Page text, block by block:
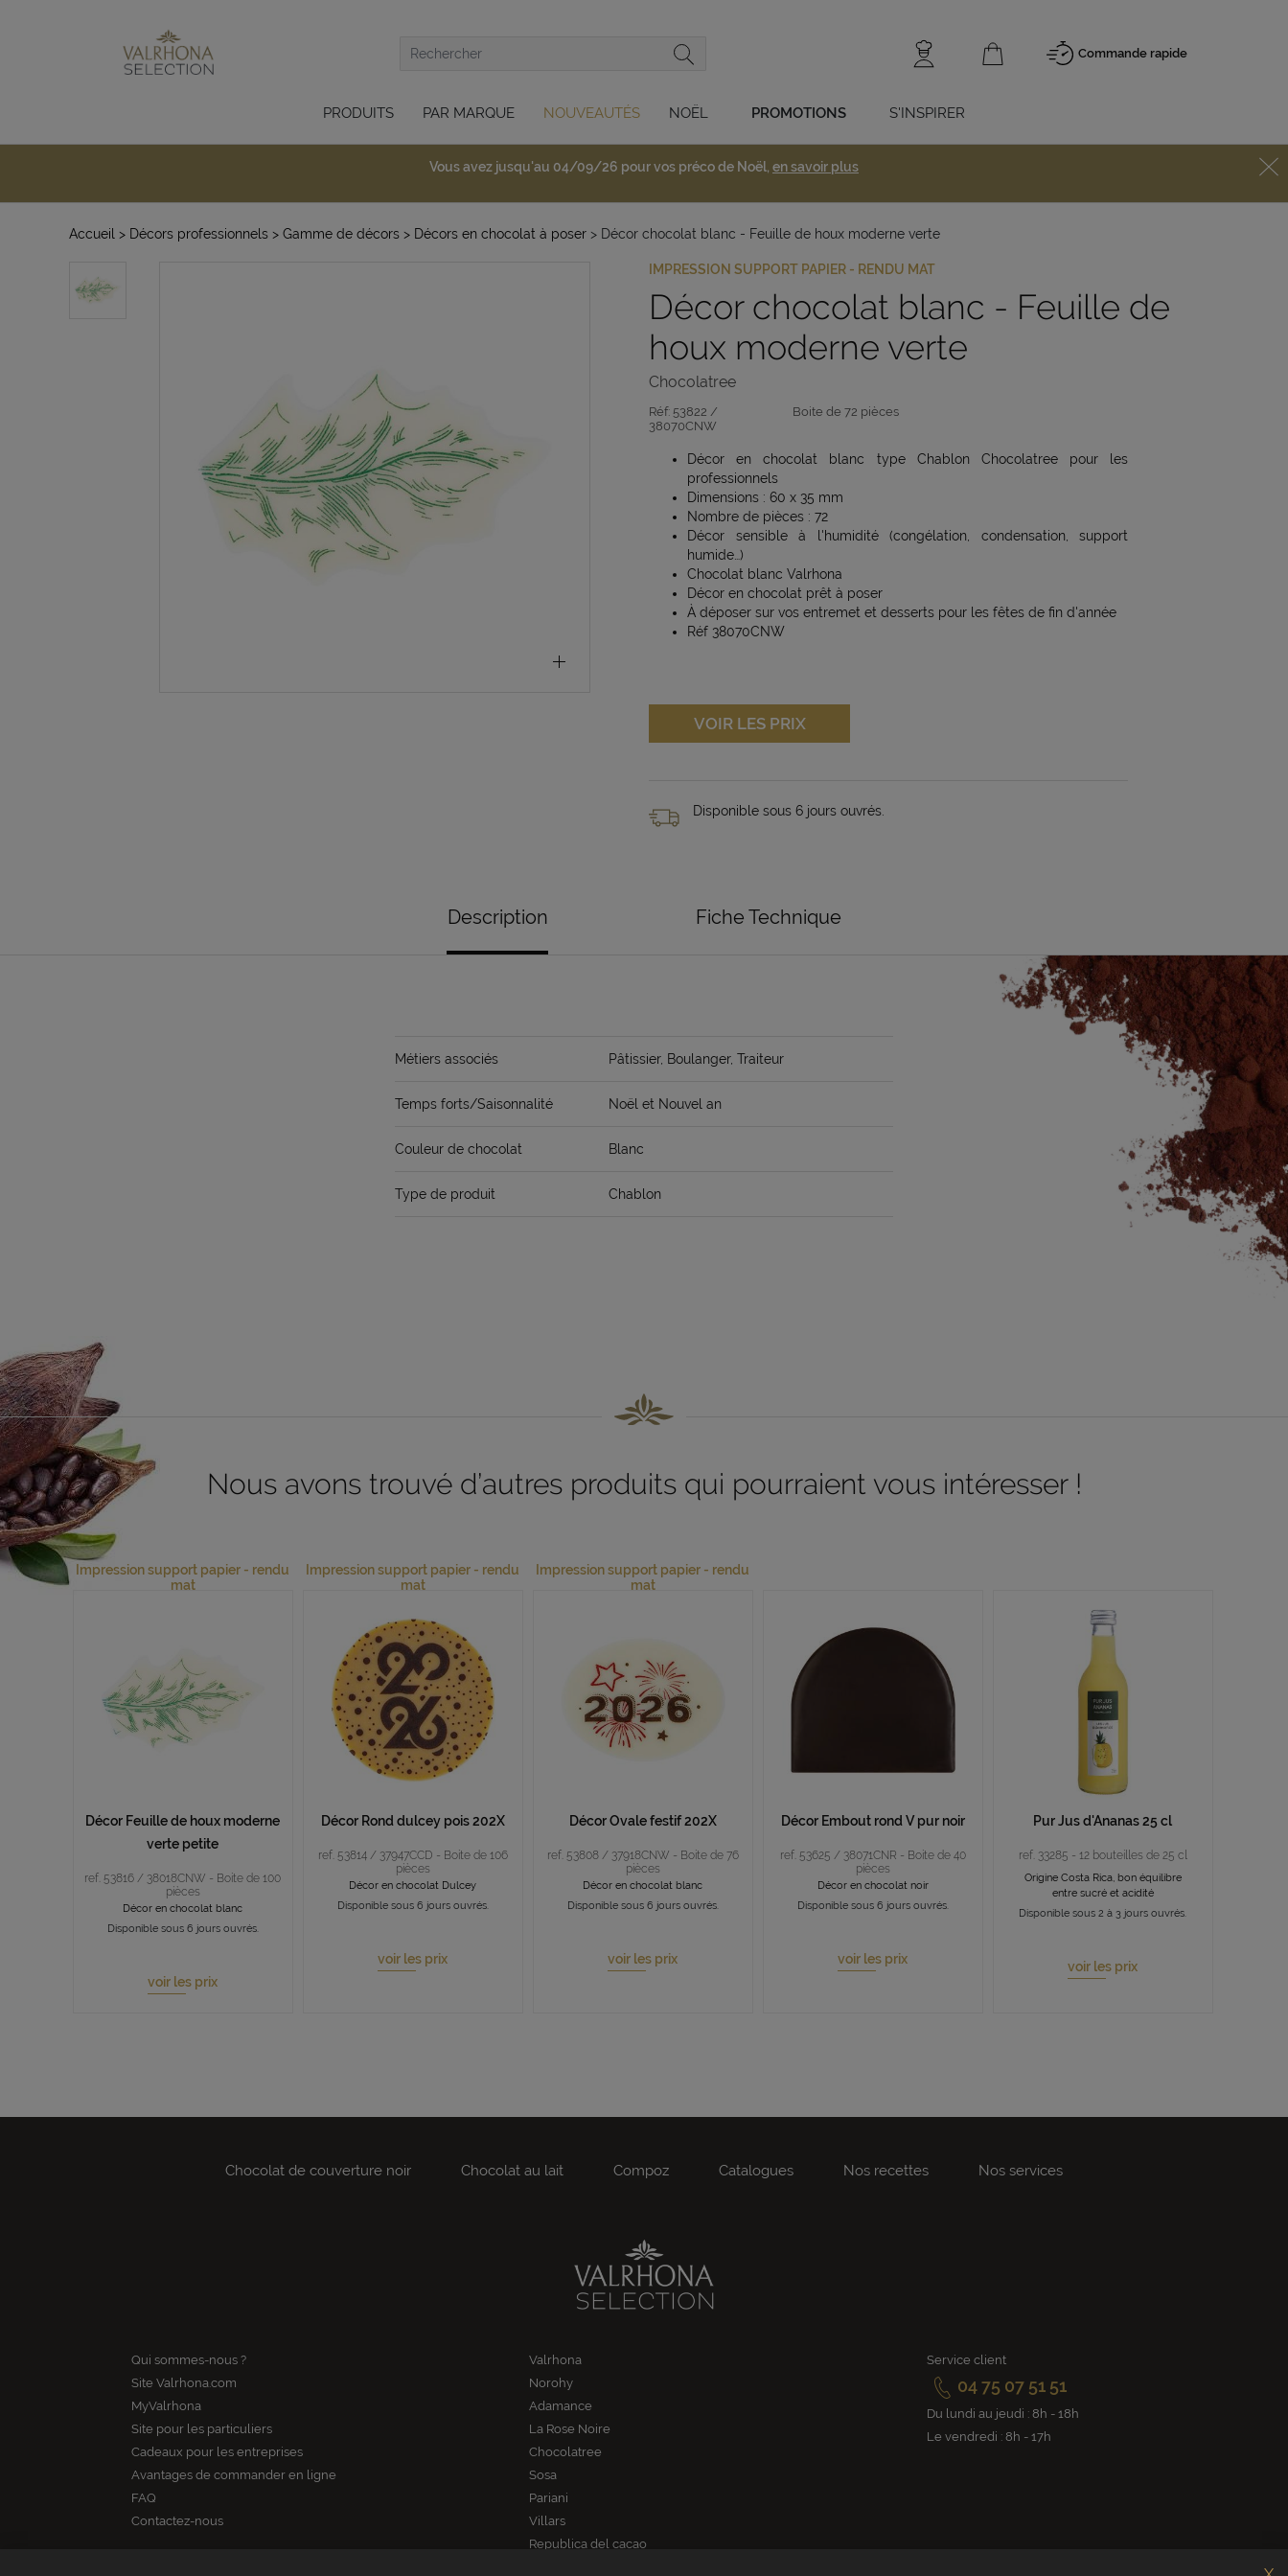
Commande rapide
PRODUITS PAR MARQUE NOUVEAUTÉS NOËL PROMOTIONS S'INSPIRER
Vous avez jusqu'au 04/09/26 pour vos préco de Noël, en savoir plus
Accueil > Décors professionnels > Gamme de décors > Décors en chocolat à poser > Décor chocolat blanc - Feuille de houx moderne verte
IMPRESSION SUPPORT PAPIER - RENDU MAT
Décor chocolat blanc - Feuille de
houx moderne verte
Chocolatree
Réf: 53822 /
38070CNW
Boite de 72 pièces
Décor en chocolat blanc type Chablon Chocolatree pour les
professionnels
Dimensions : 60 x 35 mm
Nombre de pièces : 72
Décor sensible à l'humidité (congélation, condensation, support
humide…)
Chocolat blanc Valrhona
Décor en chocolat prêt à poser
À déposer sur vos entremet et desserts pour les fêtes de fin d'année
Réf 38070CNW
VOIR LES PRIX
Disponible sous 6 jours ouvrés.
Description Fiche Technique
Métiers associés Pâtissier, Boulanger, Traiteur
Temps forts/Saisonnalité Noël et Nouvel an
Couleur de chocolat Blanc
Type de produit Chablon
Nous avons trouvé d’autres produits qui pourraient vous intéresser !
Impression support papier - rendu
mat
Décor Feuille de houx moderne
verte petite
ref. 53816 / 38018CNW - Boite de 100
pièces
Décor en chocolat blanc
Disponible sous 6 jours ouvrés.
voir les prix
Impression support papier - rendu
mat
Décor Rond dulcey pois 202X
ref. 53814 / 37947CCD - Boite de 106
pièces
Décor en chocolat Dulcey
Disponible sous 6 jours ouvrés.
voir les prix
Impression support papier - rendu
mat
Décor Ovale festif 202X
ref. 53808 / 37918CNW - Boite de 76
pièces
Décor en chocolat blanc
Disponible sous 6 jours ouvrés.
voir les prix
Décor Embout rond V pur noir
ref. 53625 / 38071CNR - Boite de 40
pièces
Décor en chocolat noir
Disponible sous 6 jours ouvrés.
voir les prix
Pur Jus d'Ananas 25 cl
ref. 33285 - 12 bouteilles de 25 cl
Origine Costa Rica, bon équilibre
entre sucré et acidité
Disponible sous 2 à 3 jours ouvrés.
voir les prix
Chocolat de couverture noir Chocolat au lait Compoz Catalogues Nos recettes Nos services
Qui sommes-nous ?
Site Valrhona.com
MyValrhona
Site pour les particuliers
Cadeaux pour les entreprises
Avantages de commander en ligne
FAQ
Contactez-nous
Valrhona
Norohy
Adamance
La Rose Noire
Chocolatree
Sosa
Pariani
Villars
Republica del cacao
Service client
04 75 07 51 51
Du lundi au jeudi : 8h - 18h
Le vendredi : 8h - 17h